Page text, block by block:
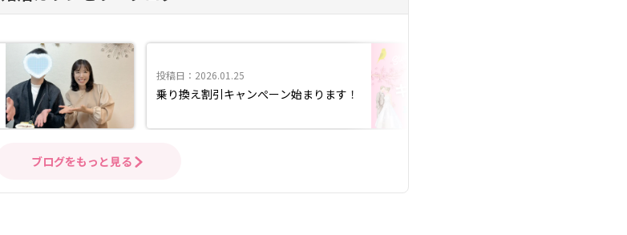
投稿日：2026.01.25
乗り換え割引キャンぺーン始まります！
ブログをもっと見る